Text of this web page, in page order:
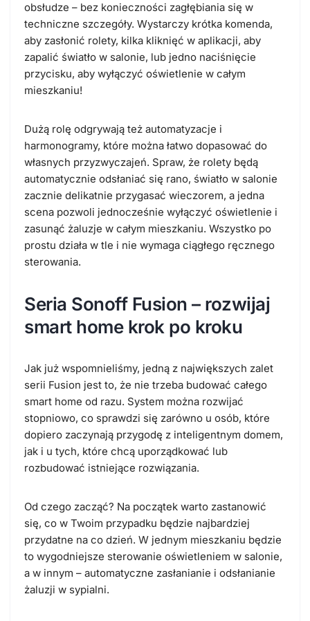
obsłudze – bez konieczności zagłębiania się w
techniczne szczegóły. Wystarczy krótka komenda,
aby zasłonić rolety, kilka kliknięć w aplikacji, aby
zapalić światło w salonie, lub jedno naciśnięcie
przycisku, aby wyłączyć oświetlenie w całym
mieszkaniu!
Dużą rolę odgrywają też automatyzacje i
harmonogramy, które można łatwo dopasować do
własnych przyzwyczajeń. Spraw, że rolety będą
automatycznie odsłaniać się rano, światło w salonie
zacznie delikatnie przygasać wieczorem, a jedna
scena pozwoli jednocześnie wyłączyć oświetlenie i
zasunąć żaluzje w całym mieszkaniu. Wszystko po
prostu działa w tle i nie wymaga ciągłego ręcznego
sterowania.
Seria Sonoff Fusion – rozwijaj
smart home krok po kroku
Jak już wspomnieliśmy, jedną z największych zalet
serii Fusion jest to, że nie trzeba budować całego
smart home od razu. System można rozwijać
stopniowo, co sprawdzi się zarówno u osób, które
dopiero zaczynają przygodę z inteligentnym domem,
jak i u tych, które chcą uporządkować lub
rozbudować istniejące rozwiązania.
Od czego zacząć? Na początek warto zastanowić
się, co w Twoim przypadku będzie najbardziej
przydatne na co dzień. W jednym mieszkaniu będzie
to wygodniejsze sterowanie oświetleniem w salonie,
a w innym – automatyczne zasłanianie i odsłanianie
żaluzji w sypialni.